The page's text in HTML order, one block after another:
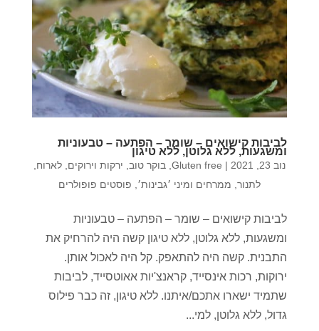
לביבות קישואים – שומר – הפתעה – טבעוניות
ומשגעות, ללא גלוטן, ללא טיגון
נוב 23, 2021 |
Gluten free בוקר טוב ירקות וירוקים לארוח
לתנור ממרחים ומיני ׳גבינות׳ פוסטים פופולרים
לביבות קישואים – שומר – הפתעה – טבעוניות
ומשגעות, ללא גלוטן, ללא טיגון קשה היה להרחיק את
התבנית. קשה היה להתאפק. קל היה לאכול אותן.
ירוקות, רכות אינסייד, קראנצ'יות אאוטסייד, לביבות
שתמיד ישארו אתכם/איתנו. ללא טיגון, זה כבר פילוס
גדול, ללא גלוטן, למי...